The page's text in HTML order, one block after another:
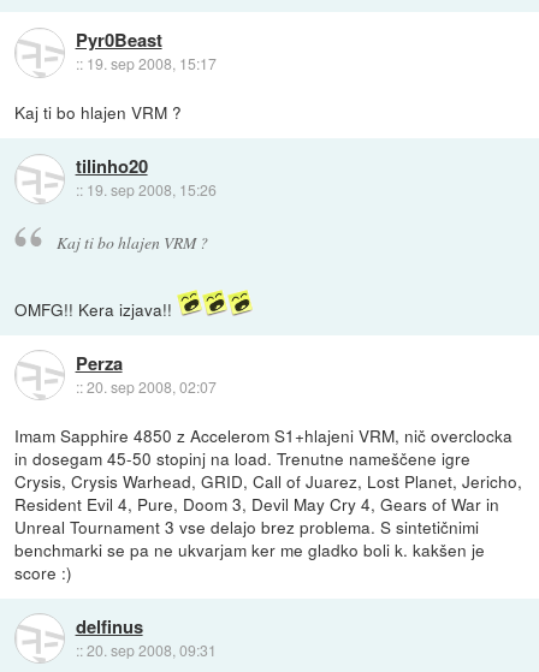
Pyr0Beast
:: 19. sep 2008, 15:17
Kaj ti bo hlajen VRM ?
tilinho20
:: 19. sep 2008, 15:26
Kaj ti bo hlajen VRM ?
OMFG!! Kera izjava!!
Perza
::20. sep 2008, 02:07
Imam Sapphire 4850 z Accelerom S1+hlajeni VRM, nič overclocka
in dosegam 45-50 stopinj na load. Trenutne nameščene igre
Crysis, Crysis Warhead, GRID, Call of Juarez, Lost Planet, Jericho,
Resident Evil 4, Pure, Doom 3, Devil May Cry 4, Gears of War in
Unreal Tournament 3 vse delajo brez problema. S sintetičnimi
benchmarki se pa ne ukvarjam ker me gladko boli k. kakšen je
score :)
delfinus
::20. sep 2008, 09:31